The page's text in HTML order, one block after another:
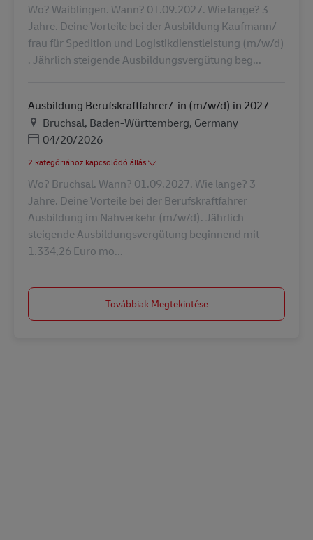
Wo? Waiblingen. Wann? 01.09.2027. Wie lange? 3
Jahre. Deine Vorteile bei der Ausbildung Kaufmann/-
frau für Spedition und Logistikdienstleistung (m/w/d)
. Jährlich steigende Ausbildungsvergütung beg...
Ausbildung Berufskraftfahrer/-in (m/w/d) in 2027
Helyszín
Bruchsal, Baden-Württemberg, Germany
Posted Date
04/20/2026
2 kategóriához kapcsolódó állás
Wo? Bruchsal. Wann? 01.09.2027. Wie lange? 3
Jahre. Deine Vorteile bei der Berufskraftfahrer
Ausbildung im Nahverkehr (m/w/d). Jährlich
steigende Ausbildungsvergütung beginnend mit
1.334,26 Euro mo...
Továbbiak Megtekintése